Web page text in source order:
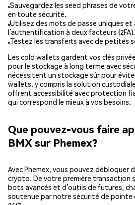
Sauvegardez les seed phrases de
en toute sécurité.
Utilisez des mots de passe uniques et
l’authentification à deux facteurs (2FA).
Testez les transferts avec de petites
Les cold wallets gardent vos clés
pour le stockage à long terme avec
nécessitent un stockage sûr pour
wallets, y compris la solution
offrent accessibilité avec protection
qui correspond le mieux à vos besoins.
Que pouvez-vous faire
BMX sur Phemex?
Avec Phemex, vous pouvez débloquer
crypto. De votre première transaction
bots avancés et d’outils de futures,
soutenue par notre sécurité de pointe